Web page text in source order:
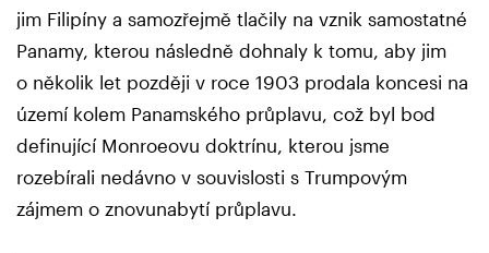
jim Filipíny a samozřejmě tlačily na vznik samostatné
Panamy, kterou následně dohnaly k tomu, aby jim
o několik let později v roce 1903 prodala koncesi na
území kolem Panamského průplavu, což byl bod
definující Monroeovu doktrínu, kterou jsme
rozebírali nedávno v souvislosti s Trumpovým
zájmem o znovunabytí průplavu.